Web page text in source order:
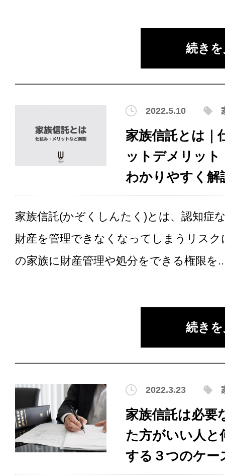
続き
2022.5.10
家族信託とは｜
ットデメリット
わかりやすく解
家族信託(かぞくしんたく)とは、認知症
財産を管理できなくなってしまうリスク
の家族に財産管理や処分をできる権限を
続き
2022.3.23
家族信託は必要
た方がいい人と
する３つのケー